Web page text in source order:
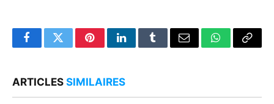
FacebookTwitterPinterestLinkedInTumblrEmail WhatsApp
Copy
ARTICLES SIMILAIRES